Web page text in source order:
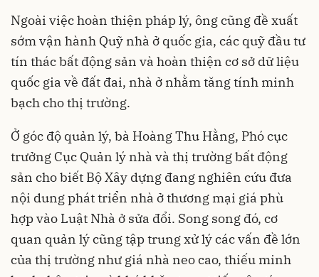
Ngoài việc hoàn thiện pháp lý, ông cũng đề xuất
sớm vận hành Quỹ nhà ở quốc gia, các quỹ đầu tư
tín thác bất động sản và hoàn thiện cơ sở dữ liệu
quốc gia về đất đai, nhà ở nhằm tăng tính minh
bạch cho thị trường.
Ở góc độ quản lý, bà Hoàng Thu Hằng, Phó cục
trưởng Cục Quản lý nhà và thị trường bất động
sản cho biết Bộ Xây dựng đang nghiên cứu đưa
nội dung phát triển nhà ở thương mại giá phù
hợp vào Luật Nhà ở sửa đổi. Song song đó, cơ
quan quản lý cũng tập trung xử lý các vấn đề lớn
của thị trường như giá nhà neo cao, thiếu minh